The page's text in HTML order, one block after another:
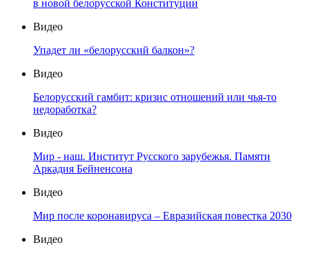
в новой белорусской Конституции
Видео
Упадет ли «белорусский балкон»?
Видео
Белорусский гамбит: кризис отношений или чья-то
недоработка?
Видео
Мир - наш. Институт Русского зарубежья. Памяти
Аркадия Бейненсона
Видео
Мир после коронавируса – Евразийская повестка 2030
Видео